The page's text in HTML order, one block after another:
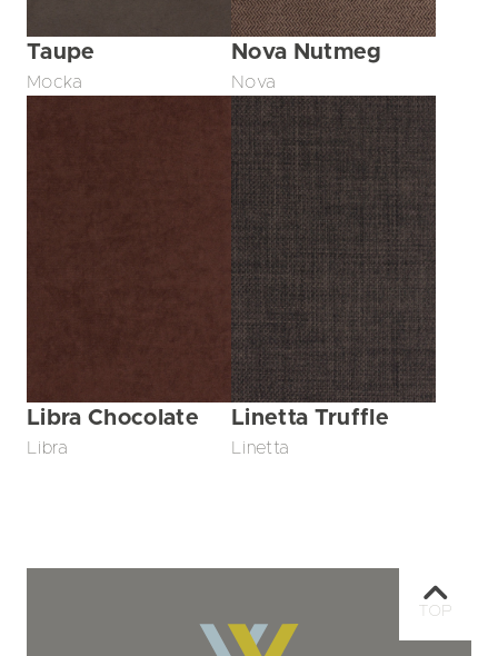
Taupe
Mocka
Nova Nutmeg
Nova
Libra Chocolate
Libra
Linetta Truffle
Linetta
TOP